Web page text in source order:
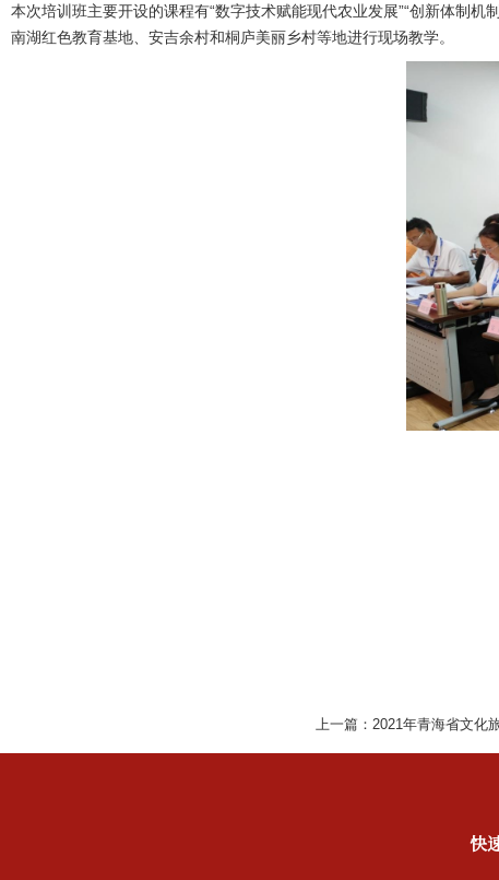
本次培训班主要开设的课程有“数字技术赋能现代农业发展”“创新体制机
南湖红⾊教育基地、安吉余村和桐庐美丽乡村等地进行现场教学。
上一篇： 2021年青海省文化
快